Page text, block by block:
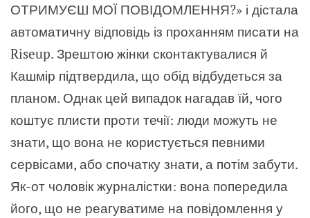
ОТРИМУЄШ МОЇ ПОВІДОМЛЕННЯ?» і дістала
автоматичну відповідь із проханням писати на
Riseup. Зрештою жінки сконтактувалися й
Кашмір підтвердила, що обід відбудеться за
планом. Однак цей випадок нагадав їй, чого
коштує плисти проти течії: люди можуть не
знати, що вона не користується певними
сервісами, або спочатку знати, а потім забути.
Як-от чоловік журналістки: вона попередила
його, що не реагуватиме на повідомлення у